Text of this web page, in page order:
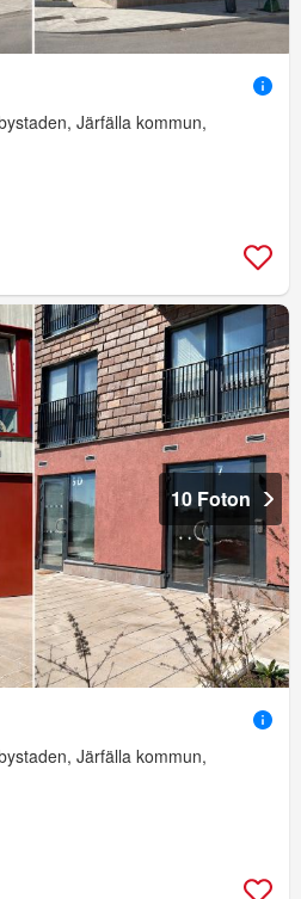
Järfälla kommun,
10 Foton
Järfälla kommun,